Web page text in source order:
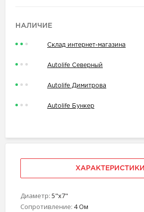
НАЛИЧИЕ
Склад интернет-магазина
Autolife Северный
Autolife Димитрова
Autolife Бункер
ХАРАКТЕРИСТИКИ
Диаметр: 5"х7"
Сопротивление: 4 Ом